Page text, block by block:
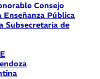
Consejo
Pública
Subsecretaría de